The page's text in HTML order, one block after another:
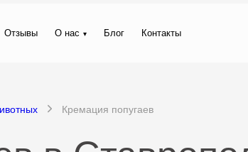
Отзывы О нас Блог Контакты
Кремация попугаев